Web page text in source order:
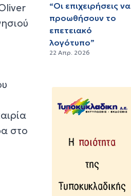
στο
“Οι επιχειρήσεις να
προωθήσουν το
επετειακό
λογότυπο”
22 Απρ. 2026